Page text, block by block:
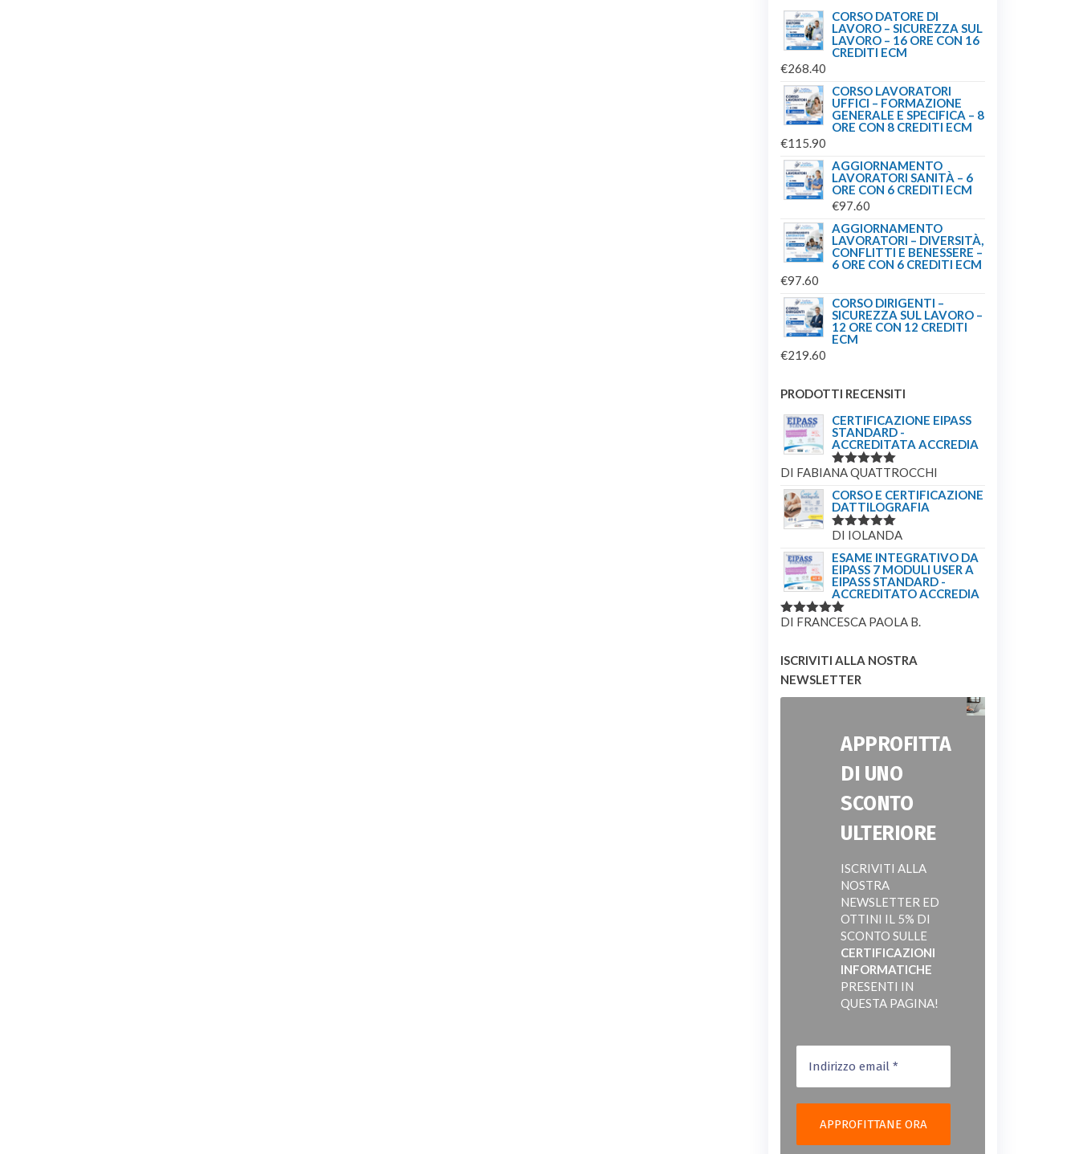
CORSO DATORE DI
LAVORO – SICUREZZA SUL
LAVORO – 16 ORE CON 16
CREDITI ECM
€268.40
CORSO LAVORATORI
UFFICI – FORMAZIONE
GENERALE E SPECIFICA – 8
ORE CON 8 CREDITI ECM
€115.90
AGGIORNAMENTO
LAVORATORI SANITÀ – 6
ORE CON 6 CREDITI ECM
€97.60
AGGIORNAMENTO
LAVORATORI – DIVERSITÀ,
CONFLITTI E BENESSERE –
6 ORE CON 6 CREDITI ECM
€97.60
CORSO DIRIGENTI –
SICUREZZA SUL LAVORO –
12 ORE CON 12 CREDITI
ECM
€219.60
PRODOTTI RECENSITI
CERTIFICAZIONE EIPASS
STANDARD -
ACCREDITATA ACCREDIA
VALUTATO
DI FABIANA QUATTROCCHI
CORSO E CERTIFICAZIONE
DATTILOGRAFIA
VALUTATO
DI IOLANDA
ESAME INTEGRATIVO DA
EIPASS 7 MODULI USER A
EIPASS STANDARD -
ACCREDITATO ACCREDIA
VALUTATO
DI FRANCESCA PAOLA B.
ISCRIVITI ALLA NOSTRA
NEWSLETTER
APPROFITTA
DI UNO
SCONTO
ULTERIORE
ISCRIVITI ALLA
NOSTRA
NEWSLETTER ED
OTTINI IL 5% DI
SCONTO SULLE
CERTIFICAZIONI
INFORMATICHE
PRESENTI IN
QUESTA PAGINA!